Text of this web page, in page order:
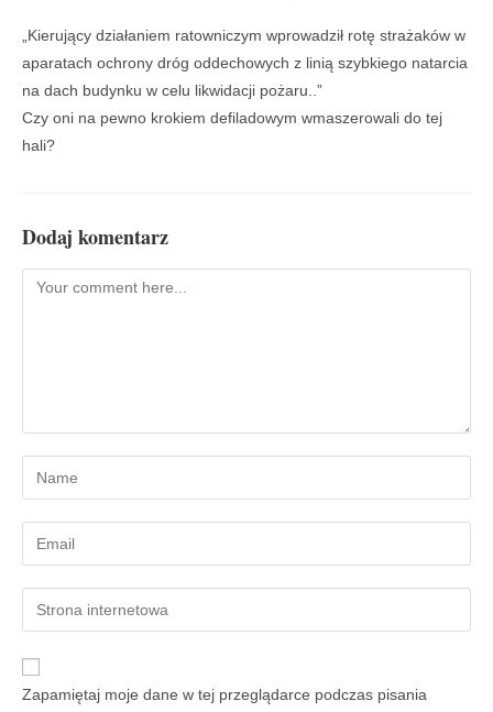
„Kierujący działaniem ratowniczym wprowadził rotę strażaków w
aparatach ochrony dróg oddechowych z linią szybkiego natarcia
na dach budynku w celu likwidacji pożaru..”
Czy oni na pewno krokiem defiladowym wmaszerowali do tej
hali?
Dodaj komentarz
Zapamiętaj moje dane w tej przeglądarce podczas pisania